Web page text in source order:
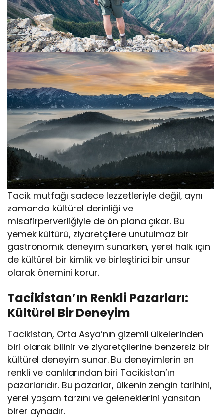
Tacik mutfağı sadece lezzetleriyle değil, aynı
zamanda kültürel derinliği ve
misafirperverliğiyle de ön plana çıkar. Bu
yemek kültürü, ziyaretçilere unutulmaz bir
gastronomik deneyim sunarken, yerel halk için
de kültürel bir kimlik ve birleştirici bir unsur
olarak önemini korur.
Tacikistan’ın Renkli Pazarları:
Kültürel Bir Deneyim
Tacikistan, Orta Asya’nın gizemli ülkelerinden
biri olarak bilinir ve ziyaretçilerine benzersiz bir
kültürel deneyim sunar. Bu deneyimlerin en
renkli ve canlılarından biri Tacikistan’ın
pazarlarıdır. Bu pazarlar, ülkenin zengin tarihini,
yerel yaşam tarzını ve geleneklerini yansıtan
birer aynadır.